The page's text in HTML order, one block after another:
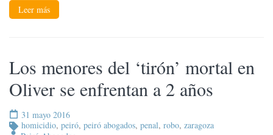
Leer más
Los menores del ‘tirón’ mortal en
Oliver se enfrentan a 2 años
31 mayo 2016
homicidio, peiró, peiró abogados, penal, robo, zaragoza